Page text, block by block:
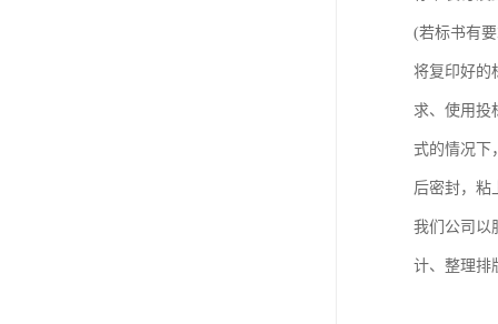
(若标书有
将复印好的
求、使用投
式的情况下
后密封，粘
我们公司以
计、整理排